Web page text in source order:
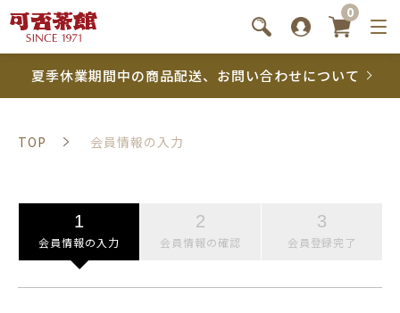
0
夏季休業期間中の商品配送、お問い合わせについて
TOP 会員情報の入力
会員情報の入力 会員情報の確認 会員登録完了